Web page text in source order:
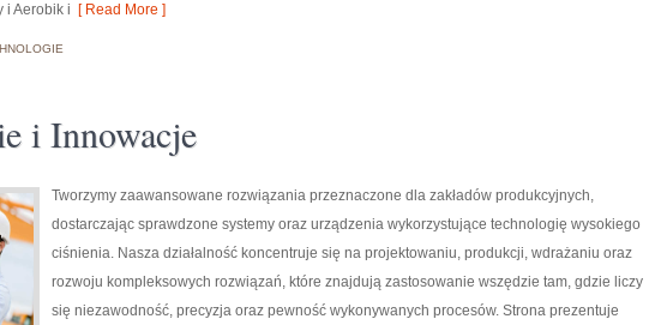
i Aerobik i [ Read More ]
i Innowacje
Tworzymy zaawansowane rozwiązania przeznaczone dla zakładów produkcyjnych,
dostarczając sprawdzone systemy oraz urządzenia wykorzystujące technologię wysokiego
ciśnienia. Nasza działalność koncentruje się na projektowaniu, produkcji, wdrażaniu oraz
rozwoju kompleksowych rozwiązań, które znajdują zastosowanie wszędzie tam, gdzie liczy
się niezawodność, precyzja oraz pewność wykonywanych procesów. Strona prezentuje